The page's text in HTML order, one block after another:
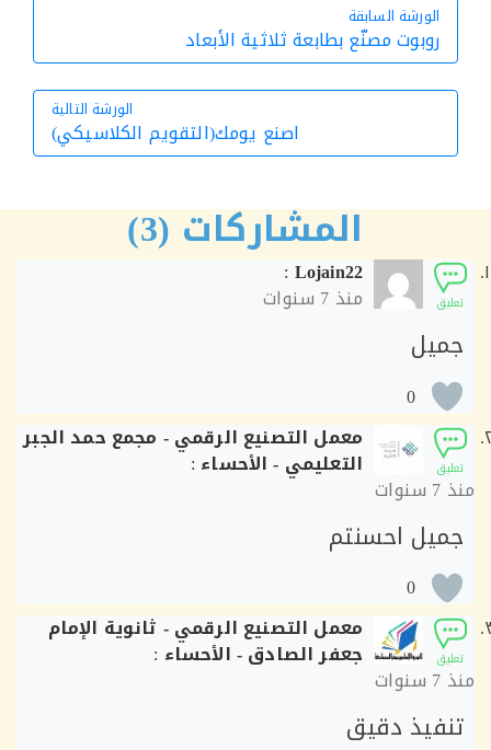
الورشة السابقة
الورشة السابقة
روبوت مصنّع بطابعة ثلاثية الأبعاد
الورشة التالية
الورشة
اصنع يومك(التقويم الكلاسيكي)
المشاركات (3)
Lojain22
:
منذ
0
معمل التصنيع الرقمي - مجمع حمد الجبر
التعليمي - الأحساء:
احسنتم
0
معمل التصنيع الرقمي - ثانوية الإمام
جعفر الصادق - الأحساء:
دقيق